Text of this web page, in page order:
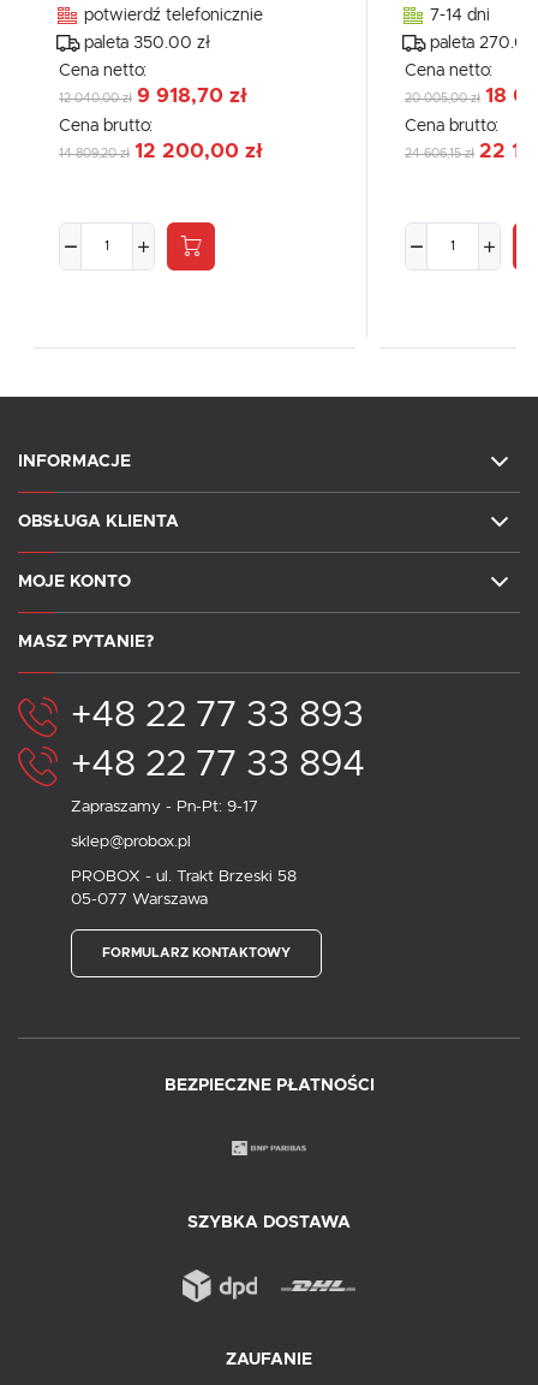
potwierdź telefonicznie
paleta 350.00 zł
Cena netto:
12 040,00 zł 9 918,70 zł
Cena brutto:
14 809,20 zł 12 200,00 zł
7-14 dni
paleta 270.00
Cena netto:
20 005,00 zł 18
Cena brutto:
24 606,15 zł 22
INFORMACJE
OBSŁUGA KLIENTA
MOJE KONTO
MASZ PYTANIE?
+48 22 77 33 893
+48 22 77 33 894
Zapraszamy - Pn-Pt: 9-17
sklep@probox.pl
PROBOX - ul. Trakt Brzeski 58
05-077 Warszawa
FORMULARZ KONTAKTOWY
BEZPIECZNE PŁATNOŚCI
SZYBKA DOSTAWA
ZAUFANIE